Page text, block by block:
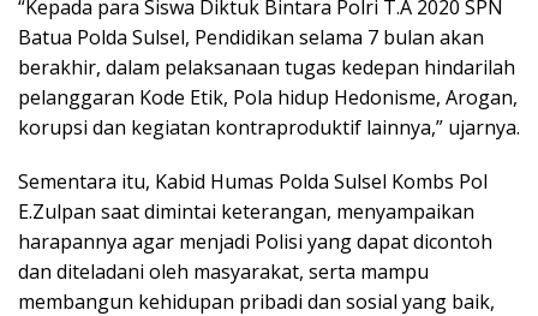
“Kepada para Siswa Diktuk Bintara Polri T.A 2020 SPN
Batua Polda Sulsel, Pendidikan selama 7 bulan akan
berakhir, dalam pelaksanaan tugas kedepan hindarilah
pelanggaran Kode Etik, Pola hidup Hedonisme, Arogan,
korupsi dan kegiatan kontraproduktif lainnya,” ujarnya.
Sementara itu, Kabid Humas Polda Sulsel Kombs Pol
E.Zulpan saat dimintai keterangan, menyampaikan
harapannya agar menjadi Polisi yang dapat dicontoh
dan diteladani oleh masyarakat, serta mampu
membangun kehidupan pribadi dan sosial yang baik,